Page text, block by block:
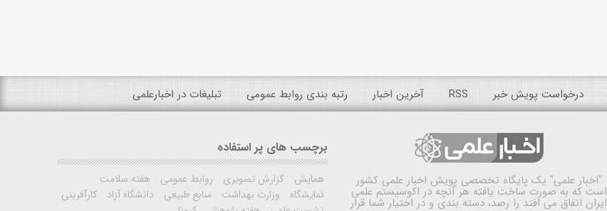
درخواست پویش خبر RSS آخرین اخبار رتبه بندی روابط عمومی تبلیغات در اخبارعلمی
"اخبار علمی" یک پایگاه تخصصی پویش اخبار علمی کشور
است که به صورت ساخت یافته هر آنچه در اکوسیستم علمی
ایران اتفاق می افتد را رصد، دسته بندی و در اختیار شما قرار
برچسب های پر استفاده
همایش گزارش تصویری روابط عمومی
هفته سلامت
نمایشگاه
وزارت بهداشت منابع طبیعی دانشگاه آزاد
کارآفرینی